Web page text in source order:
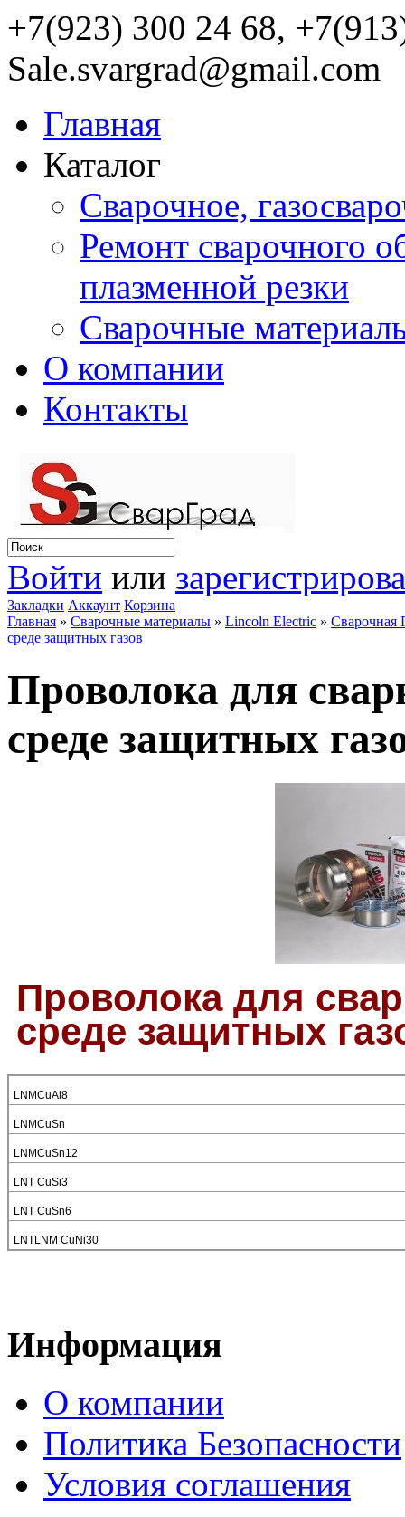
+7(923) 300 24 68,
Sale.svargrad@gmail.com
Главная
Каталог
Сварочное,
Ремонт сварочного
плазменной резки
Сварочные
О компании
Контакты
Войти или
Закладки Аккаунт Корзина
Главная » Сварочные материалы » Lincoln Electric »
среде защитных газов
Проволока для
среде защитных
Проволока для
среде защитных
LNMCuAl8
LNMCuSn
LNMCuSn12
LNT CuSi3
LNT CuSn6
LNTLNM CuNi30
Информация
О компании
Политика Безопасности
Условия соглашения